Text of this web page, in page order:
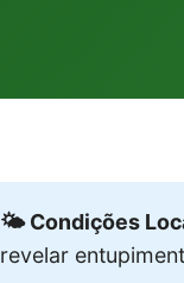
🌤️ Condições
revelar